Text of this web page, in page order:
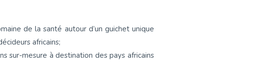
de la santé autour d’un guichet unique
africains;
sur-mesure à destination des pays africains